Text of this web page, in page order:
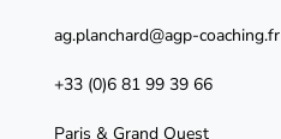
ag.planchard@agp-coaching.fr
+33 (0)6 81 99 39 66
Paris & Grand Ouest